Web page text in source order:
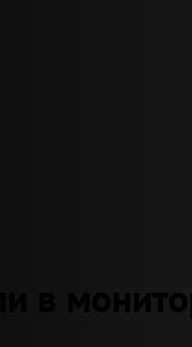
в